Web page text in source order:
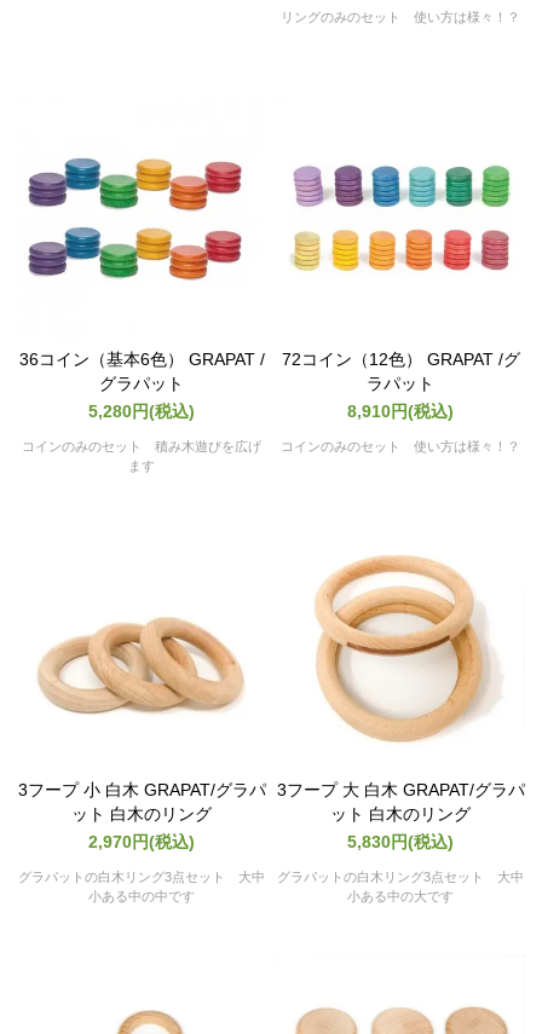
リングのみのセット 使い方は様々！？
36コイン（基本6色） GRAPAT /
グラパット
5,280円(税込)
コインのみのセット 積み木遊びを広げ
ます
72コイン（12色） GRAPAT /グ
ラパット
8,910円(税込)
コインのみのセット 使い方は様々！？
3フープ 小 白木 GRAPAT/グラパ
ット 白木のリング
2,970円(税込)
グラパットの白木リング3点セット 大中
小ある中の中です
3フープ 大 白木 GRAPAT/グラパ
ット 白木のリング
5,830円(税込)
グラパットの白木リング3点セット 大中
小ある中の大です